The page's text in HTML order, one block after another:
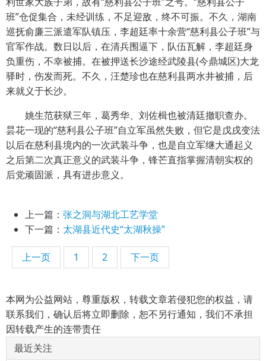
班”仓促集合，未经训练，不足迎敌，终不可振。不久，湖南
巡抚俞廉三派遣军队镇压，李超廷率十余营“慈利县公子班”与
官军作战。数日以后，在清兵围逼下，队伍瓦解，李超廷身
负重伤，不幸被捕。在被押送长沙途经武陵县(今鼎城区)大龙
驿时，伤发而死。不久，汪楚珍也在慈利县两水井被捕，后
来就义于长沙。
姚生范获狱三年，葛秀华、刘佐楫也被清廷撤职查办。
昙花一现的“慈利县公子班”自立军虽然失败，但它是戊戌变法
以后在慈利县境内的一次武装斗争，也是自立军继大通起义
之后第二次真正意义的武装斗争，锋芒直指掌握清朝实权的
后党顽固派，具有进步意义。
上一篇： 张之洞与湖北工艺学堂
下一篇： 太湖县近代史“太湖秋操”
上一页 1 2 下一页
本网为公益网站，尊重版权，转载文章若侵犯您的权益，请
联系我们，确认后将立即删除，恕不另行通知，我们不承担
因转载产生的连带责任
最近关注